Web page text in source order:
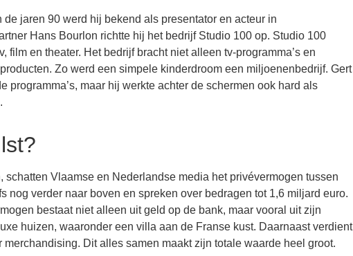
jaren 90 werd hij bekend als presentator en acteur in
Hans Bourlon richtte hij het bedrijf Studio 100 op. Studio 100
en theater. Het bedrijf bracht niet alleen tv-programma’s en
Zo werd een simpele kinderdroom een miljoenenbedrijf. Gert
maar hij werkte achter de schermen ook hard als
Vlaamse en Nederlandse media het privévermogen tussen
verder naar boven en spreken over bedragen tot 1,6 miljard euro.
bestaat niet alleen uit geld op de bank, maar vooral uit zijn
huizen, waaronder een villa aan de Franse kust. Daarnaast verdient
Dit alles samen maakt zijn totale waarde heel groot.